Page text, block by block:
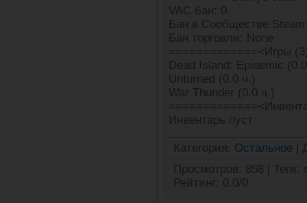
VAC бан: 0
Бан в Сообществе
Бан торговли: None
=============<Игры
Dead Island: Epidemic
Unturned (0.0 ч.)
War Thunder (0.0 ч.)
Инвентарь пуст
Категория: Остальное
Просмотров: 858 Теги :
Рейтинг: 0.0/0